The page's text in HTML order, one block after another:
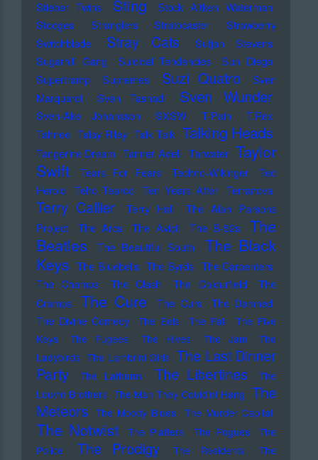
Stieber Twins Sting
Stock Aitken Waterman
Stooges
Stranglers Stratocaster
Strawberry
Switchblade
Stray Cats
Sufjan Stevens
Sugarhill Gang
Suicidal Tendencies
Sun Diego
Supertramp
Supremes Suzi Quatro
Sven
Marquardt
Sven Tasnadi Sven Wunder
Sven-Ake Johansson SXSW T-Pain
T.Rex
Tahnee Talay Riley Talk Talk Talking Heads
Tangerine Dream Tanner Adell Tarwater Taylor
Swift
Tears For Fears Techno-Wikinger
Ted
Herold
Teho Teardo Ten Years After Terranova
Terry Callier Terry Hall
The Alan Parsons
Project
The Arcs The Avicii The B-52s
The
Beatles
The Beautiful South
The Black
Keys The Bluebells The Byrds The Carpenters
The Champs
The Clash The Colourfield
The
Cramps
The Cure The Curs
The Damned
The Divine Comedy
The Eels The Fall
The Five
Keys
The Fugees The Hives The Jam
The
Ladybirds The Lambrini Girls The Last Dinner
Party
The Lathums The Libertines
The
Louvin Brothers The Man They Could'nt Hang The
Meteors The Moody Blues The Murder Capital
The Notwist The Platters The Pogues
The
Police
The Prodigy The Residents
The